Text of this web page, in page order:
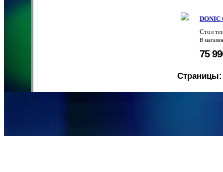
DONIC
Стол
В
75
Страницы: